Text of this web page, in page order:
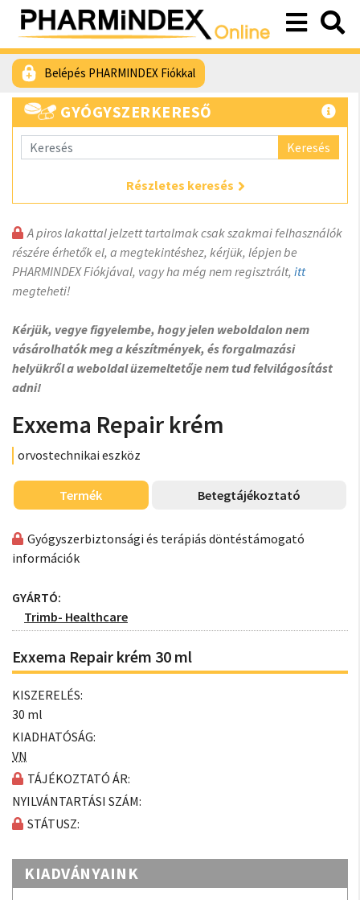
Belépés PHARMINDEX Fiókkal
GYÓGYSZERKERESŐ
Keresés
Részletes keresés
A piros lakattal jelzett tartalmak csak szakmai felhasználók
részére érhetők el, a megtekintéshez, kérjük, lépjen be
PHARMINDEX Fiókjával, vagy ha még nem regisztrált, itt
megteheti!
Kérjük, vegye figyelembe, hogy jelen weboldalon nem
vásárolhatók meg a készítmények, és forgalmazási
helyükről a weboldal üzemeltetője nem tud felvilágosítást
adni!
Exxema Repair krém
orvostechnikai eszköz
Termék Betegtájékoztató
Gyógyszerbiztonsági és terápiás döntéstámogató
információk
GYÁRTÓ:
Trimb- Healthcare
Exxema Repair krém 30 ml
KISZERELÉS:
30 ml
KIADHATÓSÁG:
VN
TÁJÉKOZTATÓ ÁR:
NYILVÁNTARTÁSI SZÁM:
STÁTUSZ:
KIADVÁNYAINK